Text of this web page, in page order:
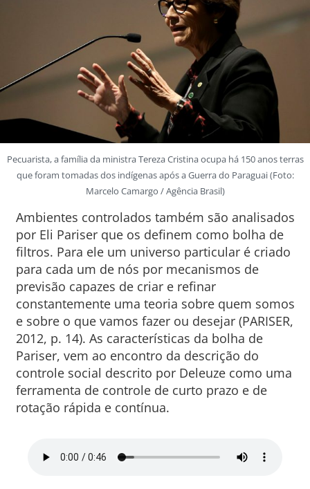
Pecuarista, a família da ministra Tereza Cristina ocupa há 150 anos terras
que foram tomadas dos indígenas após a Guerra do Paraguai (Foto:
Marcelo Camargo / Agência Brasil)
Ambientes controlados também são analisados
por Eli Pariser que os definem como bolha de
filtros. Para ele um universo particular é criado
para cada um de nós por mecanismos de
previsão capazes de criar e refinar
constantemente uma teoria sobre quem somos
e sobre o que vamos fazer ou desejar (PARISER,
2012, p. 14). As características da bolha de
Pariser, vem ao encontro da descrição do
controle social descrito por Deleuze como uma
ferramenta de controle de curto prazo e de
rotação rápida e contínua.